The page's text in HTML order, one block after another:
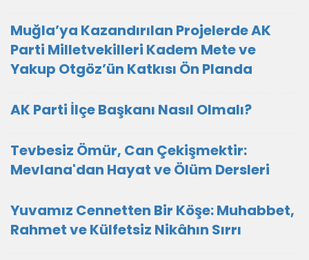
Muğla’ya Kazandırılan Projelerde AK
Parti Milletvekilleri Kadem Mete ve
Yakup Otgöz’ün Katkısı Ön Planda
AK Parti İlçe Başkanı Nasıl Olmalı?
Tevbesiz Ömür, Can Çekişmektir:
Mevlana'dan Hayat ve Ölüm Dersleri
Yuvamız Cennetten Bir Köşe: Muhabbet,
Rahmet ve Külfetsiz Nikâhın Sırrı